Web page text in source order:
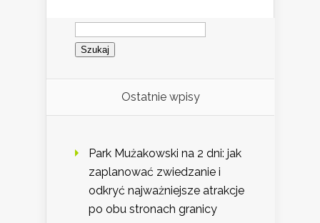
Szukaj:
Ostatnie wpisy
Park Mużakowski na 2 dni: jak
zaplanować zwiedzanie i
odkryć najważniejsze atrakcje
po obu stronach granicy